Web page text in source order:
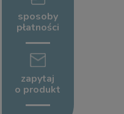
sposoby
płatności
zapytaj
o produkt